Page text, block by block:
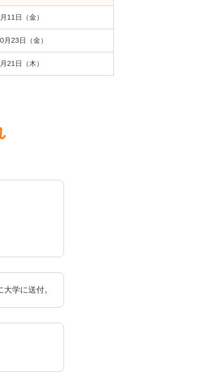
11日（金）
月23日（金）
21日（木）
学に送付。